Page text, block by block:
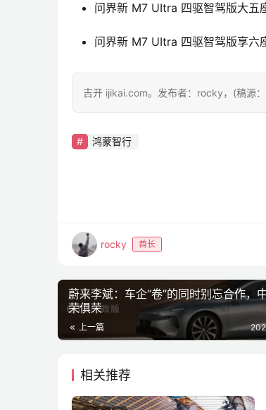
问界新 M7 UItra 四驱智驾版大五
问界新 M7 UItra 四驱智驾版享六
吉开 ijikai.com。发布者：rocky，(稿源：
鸿蒙智行
rocky 酋长
蔚来李斌：车企“卷”的同时别忘合作，
荣俱荣
上一篇
相关推荐